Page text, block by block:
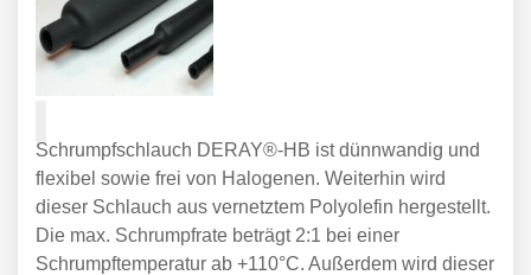
Schrumpfschlauch DERAY®-HB ist dünnwandig und
flexibel sowie frei von Halogenen. Weiterhin wird
dieser Schlauch aus vernetztem Polyolefin hergestellt.
Die max. Schrumpfrate beträgt 2:1 bei einer
Schrumpftemperatur ab +110°C. Außerdem wird dieser